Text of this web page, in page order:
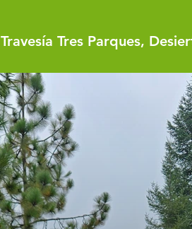
Travesía Tres Parques,